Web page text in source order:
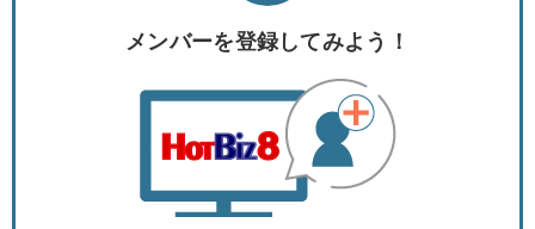
メンバーを登録してみよう！